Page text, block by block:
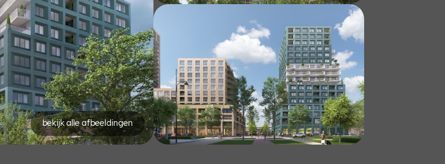
bekijk alle afbeeldingen